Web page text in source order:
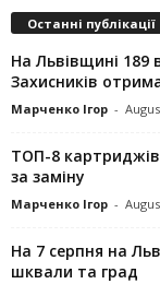
Останні публікації
На Львівщині 189
Захисників
Марченко Ігор -
ТОП-8
за заміну
Марченко Ігор -
На 7 серпня на
шквали та град